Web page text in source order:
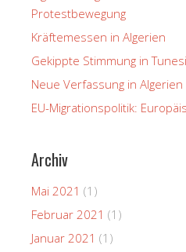
Protestbewegung
Kräftemessen in Algerien
Gekippte Stimmung in
Neue Verfassung in
EU-Migrationspolitik:
Archiv
Mai 2021 (1)
Februar 2021 (1)
Januar 2021 (1)